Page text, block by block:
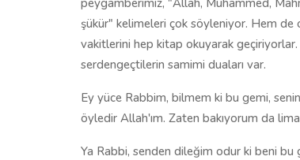
şükür" kelimeleri çok söyleniyor. Hem
vakitlerini hep kitap okuyarak geçiriyorlar.
serdengeçtilerin samimi duaları var.
Ey yüce Rabbim, bilmem ki bu gemi,
öyledir Allah'ım. Zaten bakıyorum da
Ya Rabbi, senden dileğim odur ki beni